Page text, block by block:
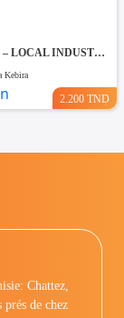
*📌 À LOUER – LOCAL INDUSTRIEL / ENTREPÔT – Kalaa Kebira, Sousse**
Kebira
2.200 TND
Chattez,
prés de chez